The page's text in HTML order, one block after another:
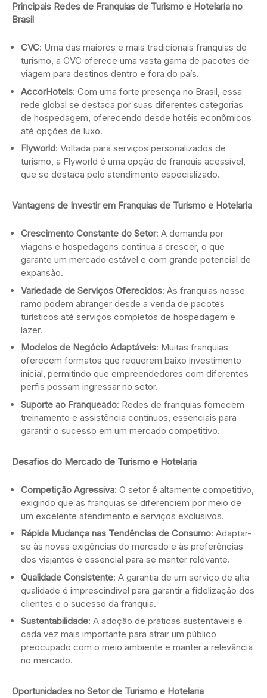
Principais Redes de Franquias de Turismo e Hotelaria no
Brasil
CVC: Uma das maiores e mais tradicionais franquias de
turismo, a CVC oferece uma vasta gama de pacotes de
viagem para destinos dentro e fora do país.
AccorHotels: Com uma forte presença no Brasil, essa
rede global se destaca por suas diferentes categorias
de hospedagem, oferecendo desde hotéis econômicos
até opções de luxo.
Flyworld: Voltada para serviços personalizados de
turismo, a Flyworld é uma opção de franquia acessível,
que se destaca pelo atendimento especializado.
Vantagens de Investir em Franquias de Turismo e Hotelaria
Crescimento Constante do Setor: A demanda por
viagens e hospedagens continua a crescer, o que
garante um mercado estável e com grande potencial de
expansão.
Variedade de Serviços Oferecidos: As franquias nesse
ramo podem abranger desde a venda de pacotes
turísticos até serviços completos de hospedagem e
lazer.
Modelos de Negócio Adaptáveis: Muitas franquias
oferecem formatos que requerem baixo investimento
inicial, permitindo que empreendedores com diferentes
perfis possam ingressar no setor.
Suporte ao Franqueado: Redes de franquias fornecem
treinamento e assistência contínuos, essenciais para
garantir o sucesso em um mercado competitivo.
Desafios do Mercado de Turismo e Hotelaria
Competição Agressiva: O setor é altamente competitivo,
exigindo que as franquias se diferenciem por meio de
um excelente atendimento e serviços exclusivos.
Rápida Mudança nas Tendências de Consumo: Adaptar-
se às novas exigências do mercado e às preferências
dos viajantes é essencial para se manter relevante.
Qualidade Consistente: A garantia de um serviço de alta
qualidade é imprescindível para garantir a fidelização dos
clientes e o sucesso da franquia.
Sustentabilidade: A adoção de práticas sustentáveis é
cada vez mais importante para atrair um público
preocupado com o meio ambiente e manter a relevância
no mercado.
Oportunidades no Setor de Turismo e Hotelaria